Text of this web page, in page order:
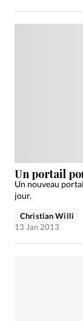
Un portail
Un nouveau
jour.
Christian Willi
13 Jan 2013